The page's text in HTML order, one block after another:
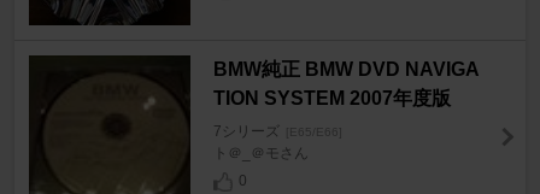
BMW純正 BMW DVD NAVIGA
TION SYSTEM 2007年度版
7シリーズ [E65/E66]
ト＠_＠モさん
0